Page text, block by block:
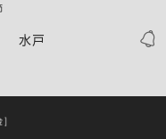
水戸
]